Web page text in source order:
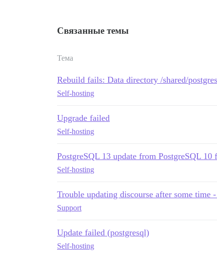
Связанные темы
Тема
Rebuild fails: Data directory /shared/
Self-hosting
Upgrade failed
Self-hosting
PostgreSQL 13 update from PostgreSQL 10
Self-hosting
Trouble updating discourse after some
Support
Update failed (postgresql)
Self-hosting